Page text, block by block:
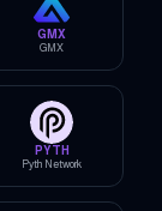
GMX
GMX
PYTH
Pyth Network